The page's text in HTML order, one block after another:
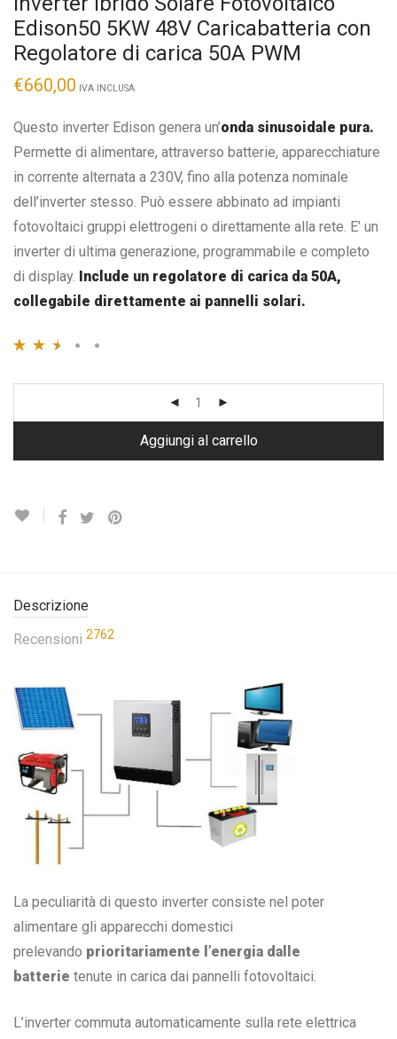
Edison50 5KW 48V Caricabatteria con
Regolatore di carica 50A PWM
€660,00 IVA INCLUSA
Questo inverter Edison genera un’onda sinusoidale pura.
Permette di alimentare, attraverso batterie, apparecchiature
in corrente alternata a 230V, fino alla potenza nominale
dell’inverter stesso. Può essere abbinato ad impianti
fotovoltaici gruppi elettrogeni o direttamente alla rete. E’ un
inverter di ultima generazione, programmabile e completo
di display. Include un regolatore di carica da 50A,
collegabile direttamente ai pannelli solari.
recensioni
Aggiungi al carrello
Descrizione
Recensioni 2762
La peculiarità di questo inverter consiste nel poter
alimentare gli apparecchi domestici
prelevando prioritariamente l’energia dalle
batterie tenute in carica dai pannelli fotovoltaici.
L’inverter commuta automaticamente sulla rete elettrica